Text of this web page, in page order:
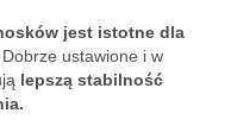
jest istotne dla
Dobrze ustawione i w
lepszą stabilność